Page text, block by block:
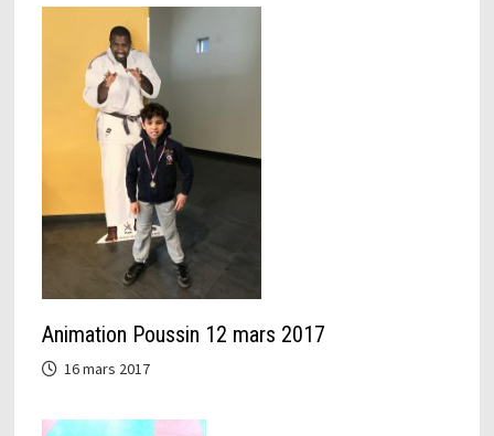
Animation Poussin 12 mars 2017
16 mars 2017